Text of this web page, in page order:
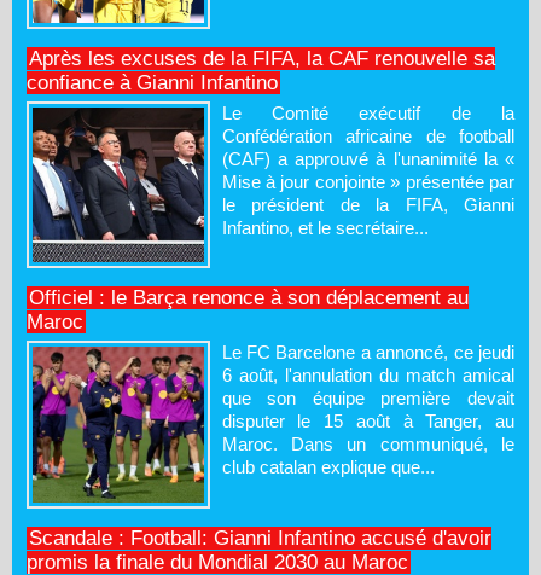
Après les excuses de la FIFA, la CAF renouvelle sa
confiance à Gianni Infantino
Le Comité exécutif de la
Confédération africaine de football
(CAF) a approuvé à l'unanimité la «
Mise à jour conjointe » présentée par
le président de la FIFA, Gianni
Infantino, et le secrétaire...
Officiel : le Barça renonce à son déplacement au
Maroc
Le FC Barcelone a annoncé, ce jeudi
6 août, l'annulation du match amical
que son équipe première devait
disputer le 15 août à Tanger, au
Maroc. Dans un communiqué, le
club catalan explique que...
Scandale : Football: Gianni Infantino accusé d'avoir
promis la finale du Mondial 2030 au Maroc